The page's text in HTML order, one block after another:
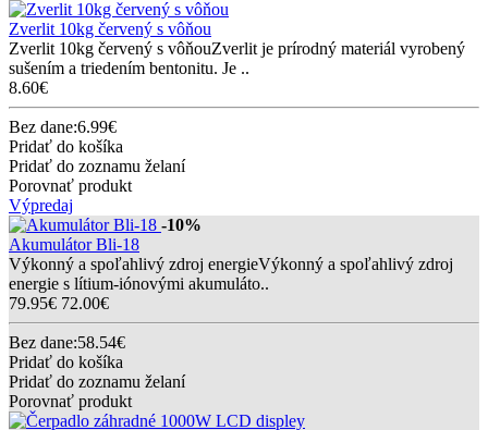
Zverlit 10kg červený s vôňou
Zverlit 10kg červený s vôňouZverlit je prírodný materiál vyrobený
sušením a triedením bentonitu. Je ..
8.60€
Bez dane:6.99€
Pridať do košíka
Pridať do zoznamu želaní
Porovnať produkt
Výpredaj
-10%
Akumulátor Bli-18
Výkonný a spoľahlivý zdroj energieVýkonný a spoľahlivý zdroj
energie s lítium-iónovými akumuláto..
79.95€ 72.00€
Bez dane:58.54€
Pridať do košíka
Pridať do zoznamu želaní
Porovnať produkt